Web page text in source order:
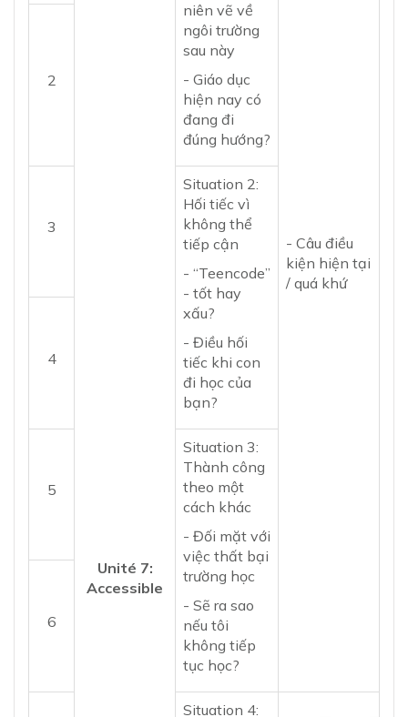
Unité 7:
Accessible
niên vẽ về
ngôi trường
sau này
- Giáo dục
hiện nay có
đang đi
đúng hướng?
- Câu điều
kiện hiện tại
/ quá khứ
2
3
Situation 2:
Hối tiếc vì
không thể
tiếp cận
- “Teencode”
- tốt hay
xấu?
- Điều hối
tiếc khi con
đi học của
bạn?
4
5
Situation 3:
Thành công
theo một
cách khác
- Đối mặt với
việc thất bại
trường học
- Sẽ ra sao
nếu tôi
không tiếp
tục học?
6
Situation 4: